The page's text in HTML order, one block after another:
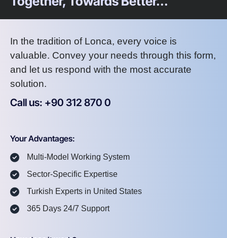
In the tradition of Lonca, every voice is
valuable. Convey your needs through this form,
and let us respond with the most accurate
solution.
Call us: +90 312 870 0
Your Advantages:
Multi-Model Working System
Sector-Specific Expertise
Turkish Experts in United States
365 Days 24/7 Support